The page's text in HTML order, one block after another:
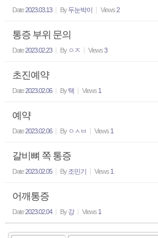
Date2023.03.13 By 두눈박이 Views2
통증 부위 문의
Date2023.02.23 By ㅇㅈ Views3
초진예약
Date2023.02.06 By 택 Views 1
예약
Date2023.02.06 By ㅇㅅㅂ Views 1
갈비뼈 쪽 통증
Date2023.02.05 By 조민기 Views 1
어깨통증
Date2023.02.04 By 강 Views 1